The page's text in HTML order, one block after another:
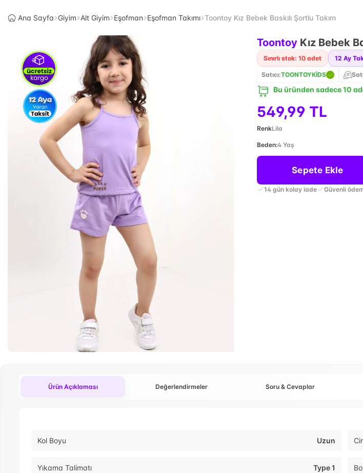
Ana Sayfa Giyim Alt Giyim Eşofman Eşofman Takımı Toontoy Kız Bebek Baskılı Şortlu Takım
Toontoy Kız Bebek
Sınırlı stok: 10 adet 12 Ay
Satıcı:TOONTOYKİDS
Bu üründen sadece 10
549,99 TL
RenkLila
Beden:4 Yaş
Sepete Ekle
14 gün kolay iade Güvenli
Ürün Açıklaması Değerlendirmeler Soru & Cevaplar
Kol Boyu Uzun
Yıkama Talimatı Type 1